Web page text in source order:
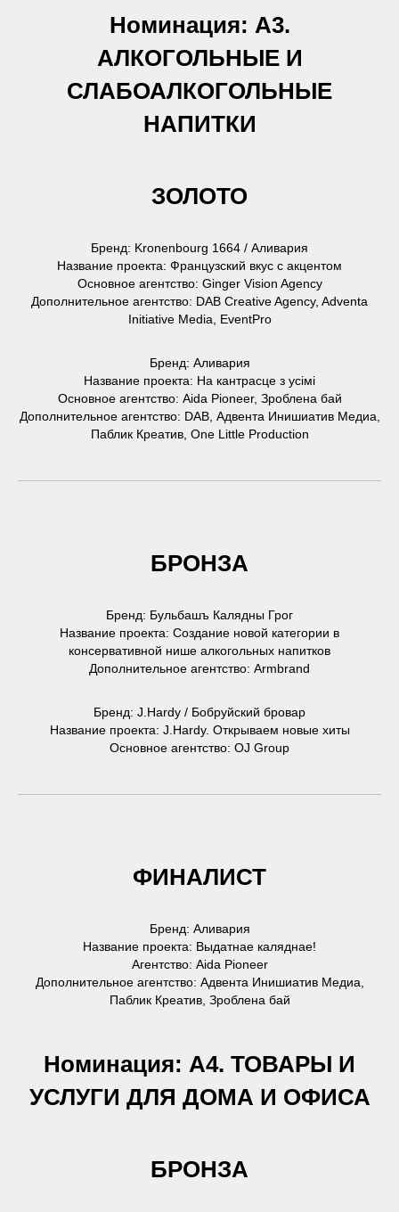
Номинация: А3.
АЛКОГОЛЬНЫЕ И
СЛАБОАЛКОГОЛЬНЫЕ
НАПИТКИ
ЗОЛОТО
Бренд: Kronenbourg 1664 / Аливария
Название проекта: Французский вкус с акцентом
Основное агентство: Ginger Vision Agency
Дополнительное агентство: DAB Creative Agency, Adventa
Initiative Media, EventPro
Бренд: Аливария
Название проекта: На кантрасце з усімі
Основное агентство: Aida Pioneer, Зроблена бай
Дополнительное агентство: DAB, Адвента Инишиатив Медиа,
Паблик Креатив, One Little Production
БРОНЗА
Бренд: Бульбашъ Калядны Грог
Название проекта: Создание новой категории в
консервативной нише алкогольных напитков
Дополнительное агентство: Armbrand
Бренд: J.Hardy / Бобруйский бровар
Название проекта: J.Hardy. Открываем новые хиты
Основное агентство: OJ Group
ФИНАЛИСТ
Бренд: Аливария
Название проекта: Выдатнае каляднае!
Агентство: Aida Pioneer
Дополнительное агентство: Адвента Инишиатив Медиа,
Паблик Креатив, Зроблена бай
Номинация: А4. ТОВАРЫ И
УСЛУГИ ДЛЯ ДОМА И ОФИСА
БРОНЗА